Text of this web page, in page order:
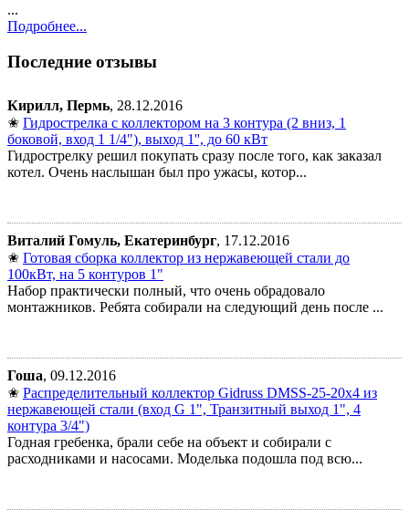
...
Подробнее...
Последние отзывы
Кирилл, Пермь, 28.12.2016
✬ Гидрострелка с коллектором на 3 контура (2 вниз, 1
боковой, вход 1 1/4"), выход 1'', до 60 кВт
Гидрострелку решил покупать сразу после того, как заказал
котел. Очень наслышан был про ужасы, котор...
Виталий Гомуль, Екатеринбург, 17.12.2016
✬ Готовая сборка коллектор из нержавеющей стали до
100кВт, на 5 контуров 1"
Набор практически полный, что очень обрадовало
монтажников. Ребята собирали на следующий день после ...
Гоша, 09.12.2016
✬ Распределительный коллектор Gidruss DMSS-25-20x4 из
нержавеющей стали (вход G 1", Транзитный выход 1", 4
контура 3/4")
Годная гребенка, брали себе на объект и собирали с
расходниками и насосами. Моделька подошла под всю...